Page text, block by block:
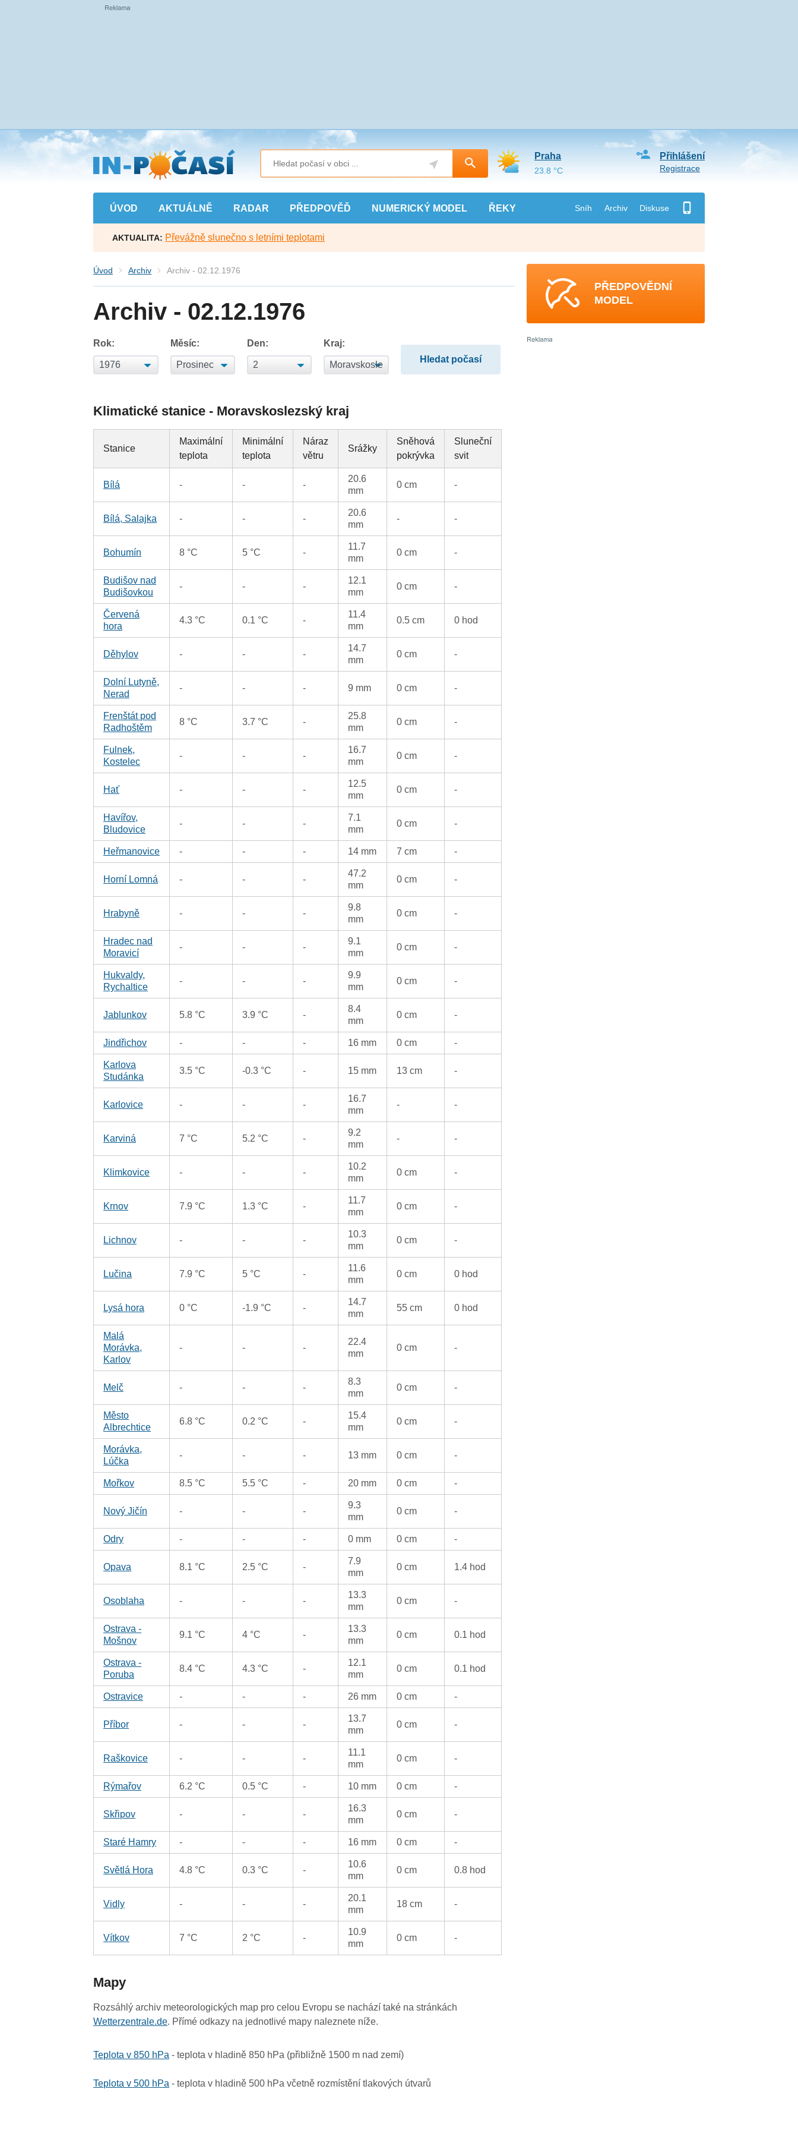
Přejít
na
hlavní
obsah
ÚVOD AKTUÁLNĚ RADAR PŘEDPOVĚĎ NUMERICKÝ MODEL ŘEKY Sníh Archiv Diskuse
Přihlášení
Registrace
Praha
23.8 °C
AKTUALITA: Převážně slunečno s letními teplotami
Úvod Archiv Archiv - 02.12.1976
Archiv - 02.12.1976
Rok: Měsíc: Den: Kraj:
Klimatické stanice - Moravskoslezský kraj
Stanice
Maximální
teplota
Minimální
teplota
Náraz
větru
Srážky
Sněhová
pokrývka
Sluneční
svit
Bílá - - -
20.6
mm
0 cm -
Bílá, Salajka - - -
20.6
mm
- -
Bohumín 8 °C 5 °C -
11.7
mm
0 cm -
Budišov nad
Budišovkou
- - -
12.1
mm
0 cm -
Červená
hora
4.3 °C 0.1 °C -
11.4
mm
0.5 cm 0 hod
Děhylov - - -
14.7
mm
0 cm -
Dolní Lutyně,
Nerad
- - - 9 mm 0 cm -
Frenštát pod
Radhoštěm
8 °C 3.7 °C -
25.8
mm
0 cm -
Fulnek,
Kostelec
- - -
16.7
mm
0 cm -
Hať - - -
12.5
mm
0 cm -
Havířov,
Bludovice
- - -
7.1
mm
0 cm -
Heřmanovice - - - 14 mm 7 cm -
Horní Lomná - - -
47.2
mm
0 cm -
Hrabyně - - -
9.8
mm
0 cm -
Hradec nad
Moravicí
- - -
9.1
mm
0 cm -
Hukvaldy,
Rychaltice
- - -
9.9
mm
0 cm -
Jablunkov 5.8 °C 3.9 °C -
8.4
mm
0 cm -
Jindřichov - - - 16 mm 0 cm -
Karlova
Studánka
3.5 °C -0.3 °C - 15 mm 13 cm -
Karlovice - - -
16.7
mm
- -
Karviná 7 °C 5.2 °C -
9.2
mm
- -
Klimkovice - - -
10.2
mm
0 cm -
Krnov 7.9 °C 1.3 °C -
11.7
mm
0 cm -
Lichnov - - -
10.3
mm
0 cm -
Lučina 7.9 °C 5 °C -
11.6
mm
0 cm 0 hod
Lysá hora 0 °C -1.9 °C -
14.7
mm
55 cm 0 hod
Malá
Morávka,
Karlov
- - -
22.4
mm
0 cm -
Melč - - -
8.3
mm
0 cm -
Město
Albrechtice
6.8 °C 0.2 °C -
15.4
mm
0 cm -
Morávka,
Lúčka
- - - 13 mm 0 cm -
Mořkov 8.5 °C 5.5 °C - 20 mm 0 cm -
Nový Jičín - - -
9.3
mm
0 cm -
Odry - - - 0 mm 0 cm -
Opava 8.1 °C 2.5 °C -
7.9
mm
0 cm 1.4 hod
Osoblaha - - -
13.3
mm
0 cm -
Ostrava -
Mošnov
9.1 °C 4 °C -
13.3
mm
0 cm 0.1 hod
Ostrava -
Poruba
8.4 °C 4.3 °C -
12.1
mm
0 cm 0.1 hod
Ostravice - - - 26 mm 0 cm -
Příbor - - -
13.7
mm
0 cm -
Raškovice - - -
11.1
mm
0 cm -
Rýmařov 6.2 °C 0.5 °C - 10 mm 0 cm -
Skřipov - - -
16.3
mm
0 cm -
Staré Hamry - - - 16 mm 0 cm -
Světlá Hora 4.8 °C 0.3 °C -
10.6
mm
0 cm 0.8 hod
Vidly - - -
20.1
mm
18 cm -
Vítkov 7 °C 2 °C -
10.9
mm
0 cm -
Mapy
Rozsáhlý archiv meteorologických map pro celou Evropu se nachází také na stránkách
Wetterzentrale.de. Přímé odkazy na jednotlivé mapy naleznete níže.
Teplota v 850 hPa - teplota v hladině 850 hPa (přibližně 1500 m nad zemí)
Teplota v 500 hPa - teplota v hladině 500 hPa včetně rozmístění tlakových útvarů
PŘEDPOVĚDNÍ
MODEL